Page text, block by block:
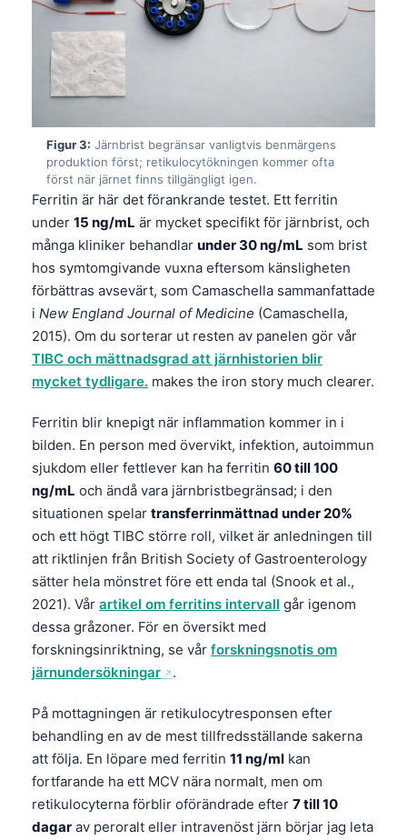
Figur 3: Järnbrist begränsar vanligtvis benmärgens
produktion först; retikulocytökningen kommer ofta
först när järnet finns tillgängligt igen.
Ferritin är här det förankrande testet. Ett ferritin
under 15 ng/mL är mycket specifikt för järnbrist, och
många kliniker behandlar under 30 ng/mL som brist
hos symtomgivande vuxna eftersom känsligheten
förbättras avsevärt, som Camaschella sammanfattade
i New England Journal of Medicine (Camaschella,
2015). Om du sorterar ut resten av panelen gör vår
TIBC och mättnadsgrad att järnhistorien blir
mycket tydligare. makes the iron story much clearer.
Ferritin blir knepigt när inflammation kommer in i
bilden. En person med övervikt, infektion, autoimmun
sjukdom eller fettlever kan ha ferritin 60 till 100
ng/mL och ändå vara järnbristbegränsad; i den
situationen spelar transferrinmättnad under 20%
och ett högt TIBC större roll, vilket är anledningen till
att riktlinjen från British Society of Gastroenterology
sätter hela mönstret före ett enda tal (Snook et al.,
2021). Vår artikel om ferritins intervall går igenom
dessa gråzoner. För en översikt med
forskningsinriktning, se vår forskningsnotis om
järnundersökningar
.
På mottagningen är retikulocytresponsen efter
behandling en av de mest tillfredsställande sakerna
att följa. En löpare med ferritin 11 ng/ml kan
fortfarande ha ett MCV nära normalt, men om
retikulocyterna förblir oförändrade efter 7 till 10
dagar av peroralt eller intravenöst järn börjar jag leta